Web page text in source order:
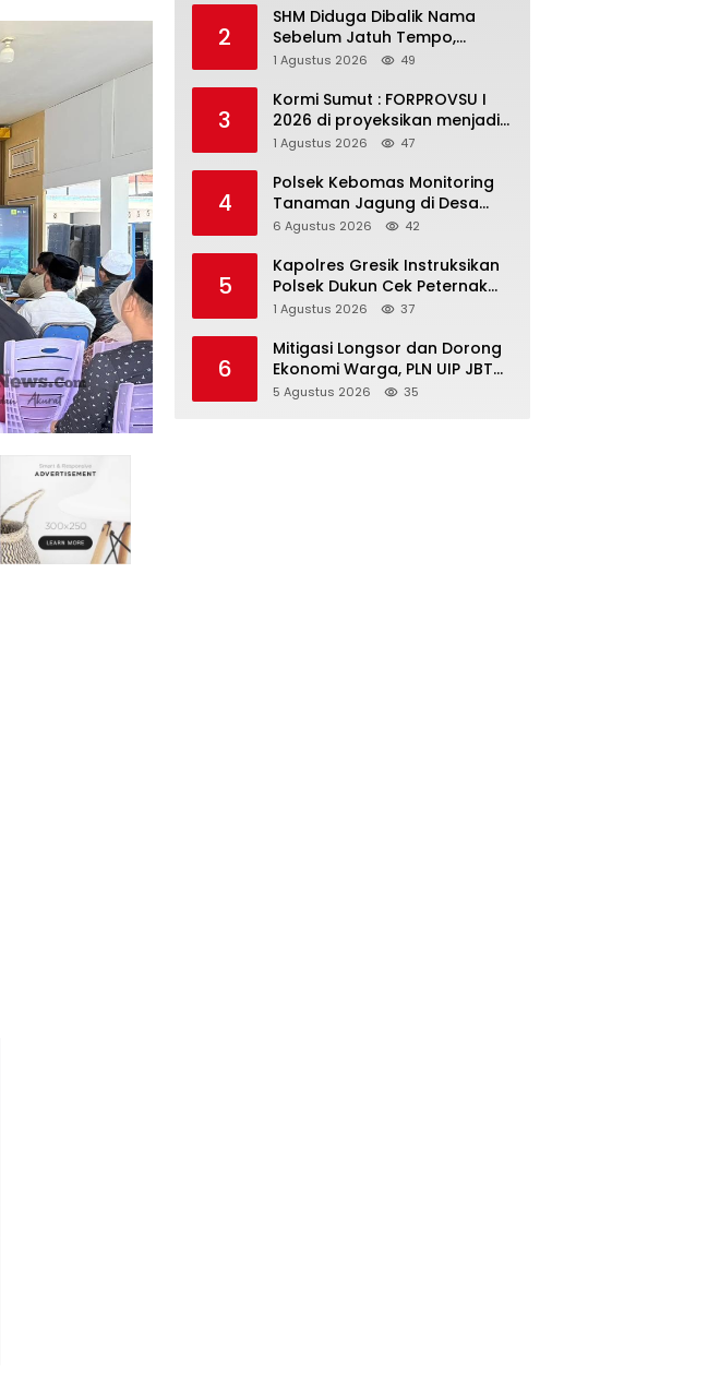
2
SHM Diduga Dibalik Nama
Sebelum Jatuh Tempo,
Warga Gresik Gugat
Somasi Kepala Desa
1 Agustus 2026 49
3
Kormi Sumut : FORPROVSU I
2026 di proyeksikan menjadi
ajang Festival Olahraga
terbanyak di Indonesia
1 Agustus 2026 47
4
Polsek Kebomas Monitoring
Tanaman Jagung di Desa
Kembangan, Perkuat
Nasional
6 Agustus 2026 42
5
Kapolres Gresik Instruksikan
Polsek Dukun Cek Peternak
Kambing, Perkuat Ketahanan
1 Agustus 2026 37
6
Mitigasi Longsor dan Dorong
Ekonomi Warga, PLN UIP JBTB
Salurkan Bantuan Konservasi
5 Agustus 2026 35